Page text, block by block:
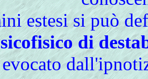
estesi si può
di